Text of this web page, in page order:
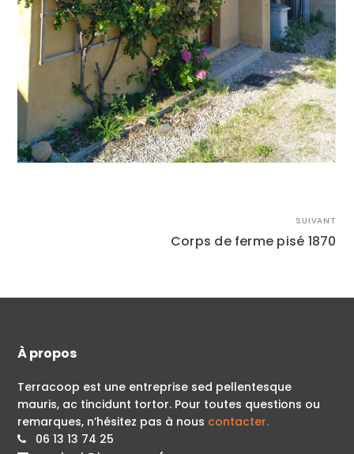
SUIVANT
Corps de ferme pisé 1870
À propos
Terracoop est une entreprise sed pellentesque
mauris, ac tincidunt tortor. Pour toutes questions ou
remarques, n’hésitez pas à nous contacter.
06 13 13 74 25